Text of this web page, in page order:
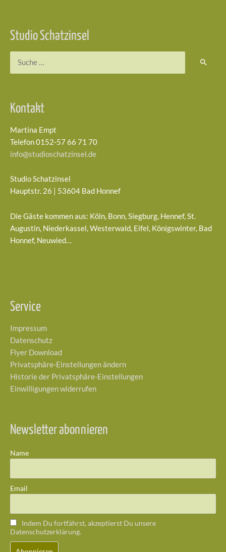
Studio Schatzinsel
Kontakt
Martina Empt
Telefon 0152-57 66 71 70
info@studioschatzinsel.de
Studio Schatzinsel
Hauptstr. 26 | 53604 Bad Honnef
Die Gäste kommen aus: Köln, Bonn, Siegburg, Hennef, St.
Augustin, Niederkassel, Westerwald, Eifel, Königswinter, Bad
Honnef, Neuwied…
Service
Impressum
Datenschutz
Flyer Download
Privatsphäre-Einstellungen ändern
Historie der Privatsphäre-Einstellungen
Einwilligungen widerrufen
Newsletter abonnieren
Name
Email
Indem Du fortfährst, akzeptierst Du unsere
Datenschutzerklärung.